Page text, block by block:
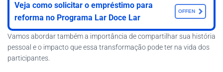
Veja como solicitar o empréstimo para
reforma no Programa Lar Doce Lar
OFFEN
Vamos abordar também a importância de compartilhar sua história
pessoal e o impacto que essa transformação pode ter na vida dos
participantes.